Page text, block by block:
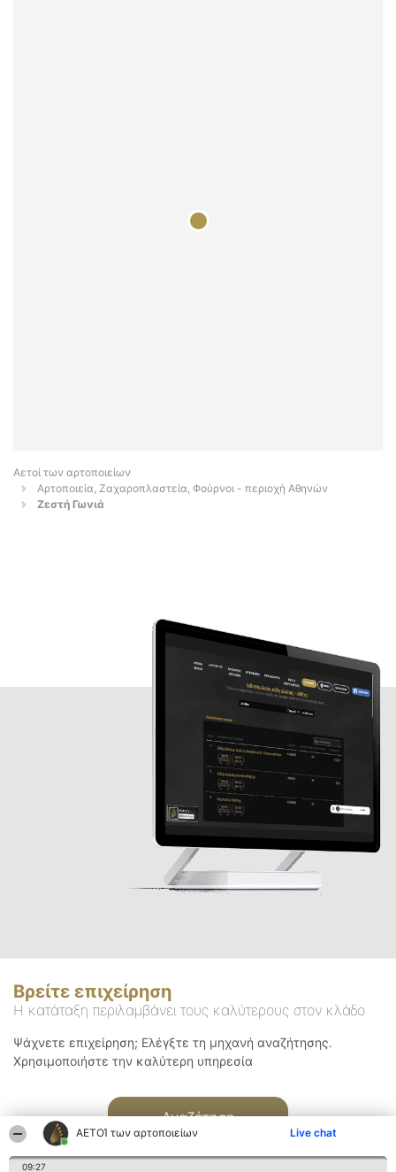
ΑΕΤΟΊ των αρτοποιείων Live chat
09:27
Αετοί των αρτοποιείων
Αρτοποιεία, Ζαχαροπλαστεία, Φούρνοι - περιοχή Αθηνών
Ζεστή Γωνιά
Βρείτε επιχείρηση
Η κατάταξη περιλαμβάνει τους καλύτερους στον κλάδο
Ψάχνετε επιχείρηση; Ελέγξτε τη μηχανή αναζήτησης.
Χρησιμοποιήστε την καλύτερη υπηρεσία
Αναζήτηση